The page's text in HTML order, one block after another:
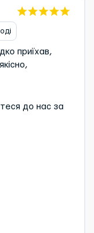
приїхав,
до нас за